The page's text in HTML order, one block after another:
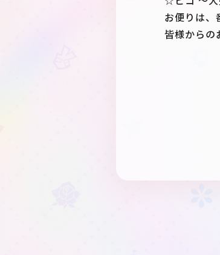
お便りは、
皆様からの